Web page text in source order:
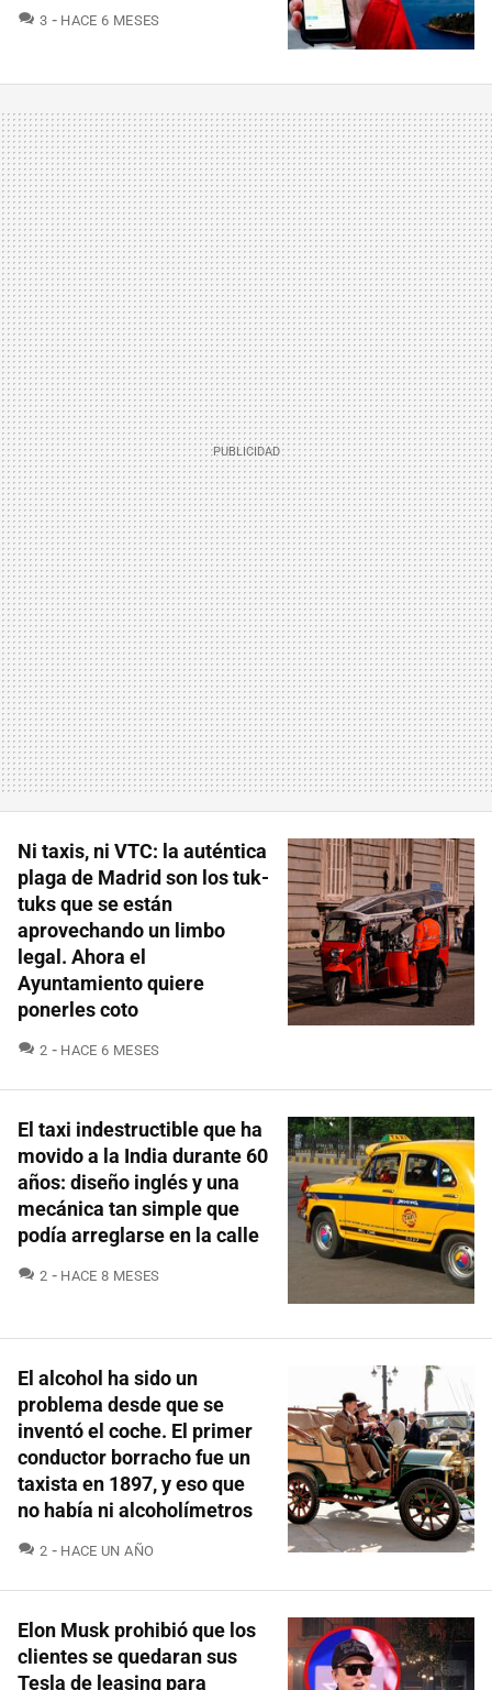
3 COMENTARIOS
HACE 6 MESES
Ni taxis, ni VTC: la auténtica
plaga de Madrid son los tuk-
tuks que se están
aprovechando un limbo
legal. Ahora el
Ayuntamiento quiere
ponerles coto
2 COMENTARIOS
HACE 6 MESES
El taxi indestructible que ha
movido a la India durante 60
años: diseño inglés y una
mecánica tan simple que
podía arreglarse en la calle
2 COMENTARIOS
HACE 8 MESES
El alcohol ha sido un
problema desde que se
inventó el coche. El primer
conductor borracho fue un
taxista en 1897, y eso que
no había ni alcoholímetros
2 COMENTARIOS
HACE UN AÑO
Elon Musk prohibió que los
clientes se quedaran sus
Tesla de leasing para